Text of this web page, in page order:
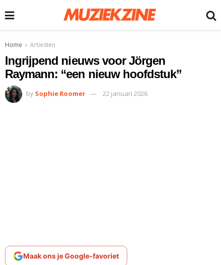
Home Artiesten
Ingrijpend nieuws voor Jörgen
Raymann: “een nieuw hoofdstuk”
by Sophie Roomer 22 januari 2026
Maak ons je Google-favoriet